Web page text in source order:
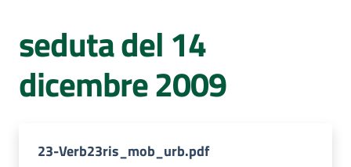
europea
regionale
europee
seduta del 14
dicembre 2009
23-Verb23ris_mob_urb.pdf